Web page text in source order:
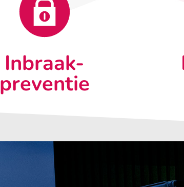
Inbraak-
preventie